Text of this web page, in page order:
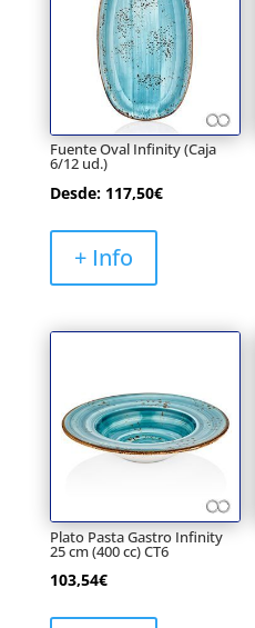
Fuente Oval Infinity (Caja
6/12 ud.)
Desde: 117,50€
+ Info
Plato Pasta Gastro Infinity
25 cm (400 cc) CT6
103,54€